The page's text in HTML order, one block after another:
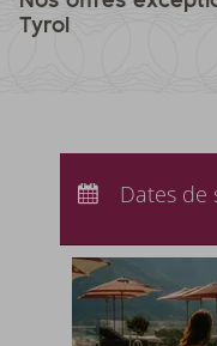
Tyrol
Départ :
Dates de